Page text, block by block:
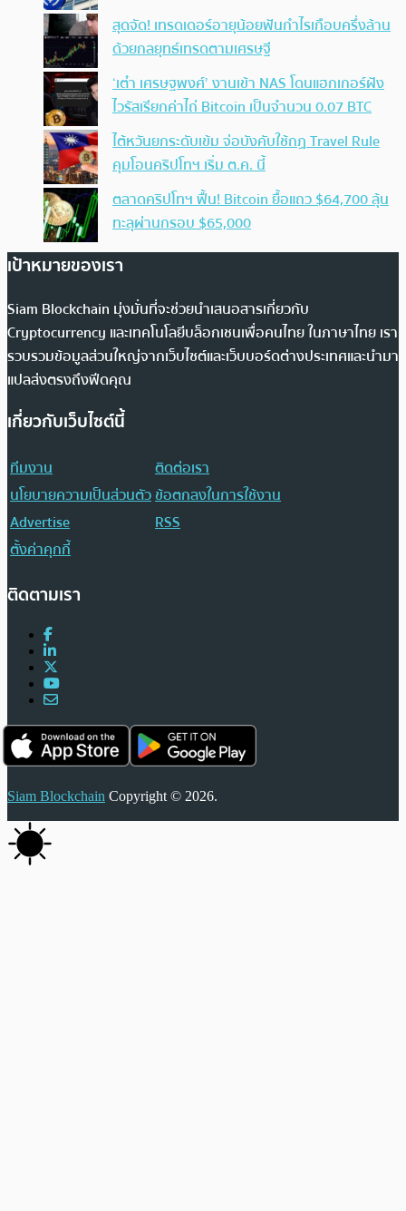
สุดจัด! เทรดเดอร์อายุน้อยฟันกำไรเกือบครึ่งล้าน
ด้วยกลยุทธ์เทรดตามเศรษฐี
‘เต๋า เศรษฐพงศ์’ งานเข้า NAS โดนแฮกเกอร์ฝัง
ไวรัสเรียกค่าไถ่ Bitcoin เป็นจำนวน 0.07 BTC
ไต้หวันยกระดับเข้ม จ่อบังคับใช้กฏ Travel Rule
คุมโอนคริปโทฯ เริ่ม ต.ค. นี้
ตลาดคริปโทฯ ฟื้น! Bitcoin ยื้อแถว $64,700 ลุ้น
ทะลุผ่านกรอบ $65,000
เป้าหมายของเรา
Siam Blockchain มุ่งมั่นที่จะช่วยนำเสนอสารเกี่ยวกับ
Cryptocurrency และเทคโนโลยีบล็อกเชนเพื่อคนไทย ในภาษาไทย เรา
รวบรวมข้อมูลส่วนใหญ่จากเว็บไซต์และเว็บบอร์ดต่างประเทศและนำมา
แปลส่งตรงถึงฟีดคุณ
เกี่ยวกับเว็บไซต์นี้
ทีมงาน
ติดต่อเรา
นโยบายความเป็นส่วนตัวข้อตกลงในการใช้งาน
Advertise
RSS
ตั้งค่าคุกกี้
ติดตามเรา
Siam Blockchain Copyright © 2026.